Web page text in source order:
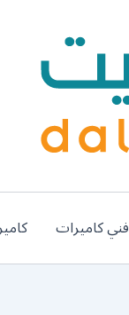
فني كاميرات